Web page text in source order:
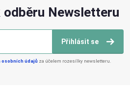
odběru Newsletteru
Přihlásit se
osobních údajů za účelem rozesílky newsletteru.